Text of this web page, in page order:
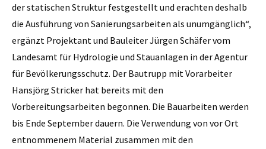
der statischen Struktur festgestellt und erachten deshalb
die Ausführung von Sanierungsarbeiten als unumgänglich“,
ergänzt Projektant und Bauleiter Jürgen Schäfer vom
Landesamt für Hydrologie und Stauanlagen in der Agentur
für Bevölkerungsschutz. Der Bautrupp mit Vorarbeiter
Hansjörg Stricker hat bereits mit den
Vorbereitungsarbeiten begonnen. Die Bauarbeiten werden
bis Ende September dauern. Die Verwendung von vor Ort
entnommenem Material zusammen mit den